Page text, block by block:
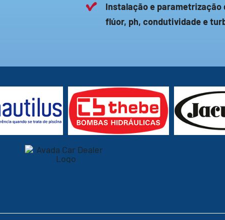
Instalação e parametrização
flúor, ph, condutividade e